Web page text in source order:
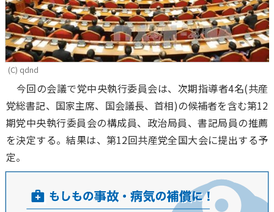
(C) qdnd
今回の会議で党中央執行委員会は、次期指導者4名(共産
党総書記、国家主席、国会議長、首相)の候補者を含む第12
期党中央執行委員会の構成員、政治局員、書記局員の推薦
を決定する。結果は、第12回共産党全国大会に提出する予
定。